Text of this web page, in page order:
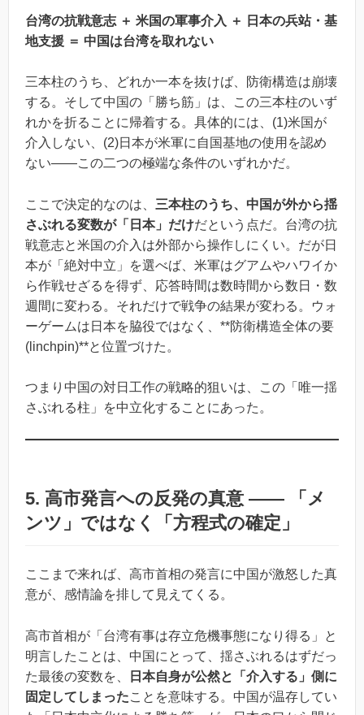
台湾の抗戦意志 ＋ 米国の軍事介入 ＋ 日本の兵站・基
地支援 ＝ 中国は台湾を取れない
三本柱のうち、どれか一本を抜けば、防衛構造は崩壊
する。そして中国の「勝ち筋」は、この三本柱のいず
れかを折ることに帰着する。具体的には、(1)米国が
介入しない、(2)日本が米軍に自国基地の使用を認め
ない――この二つの極端な条件のいずれかだ。
ここで決定的なのは、 三本柱のうち、中国が外から揺
さぶれる変数が「日本」だけだという点だ。台湾の抗
戦意志と米国の介入は外部から操作しにくい。だが日
本が「絶対中立」を選べば、米軍はグアムやハワイか
ら作戦せざるを得ず、応答時間は数時間から数日・数
週間に変わる。それだけで戦争の結果が変わる。ウォ
ーゲームは日本を脇役ではなく、**防衛構造全体の要
(linchpin)**と位置づけた。
つまり中国の対日工作の戦略的狙いは、この「唯一揺
さぶれる柱」を中立化することにあった。
5. 高市発言への反発の真意 ―― 「メ
ンツ」ではなく「方程式の確定」
ここまで来れば、高市首相の発言に中国が激怒した真
意が、感情論を排して見えてくる。
高市首相が「台湾有事は存立危機事態になり得る」と
明言したことは、中国にとって、揺さぶれるはずだっ
た最後の変数を、
日本自身が公然と「介入する」側に
固定してしまったことを意味する。中国が温存してい